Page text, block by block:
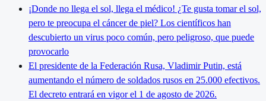
¡Donde no llega el sol, llega el médico! ¿Te gusta tomar el sol,
pero te preocupa el cáncer de piel? Los científicos han
descubierto un virus poco común, pero peligroso, que puede
provocarlo
El presidente de la Federación Rusa, Vladimir Putin, está
aumentando el número de soldados rusos en 25.000 efectivos.
El decreto entrará en vigor el 1 de agosto de 2026.